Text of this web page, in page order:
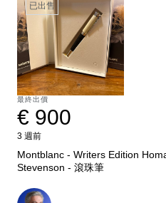
已出售
最終出價
€ 900
3 週前
Montblanc - Writers Edition
Stevenson - 滾珠筆